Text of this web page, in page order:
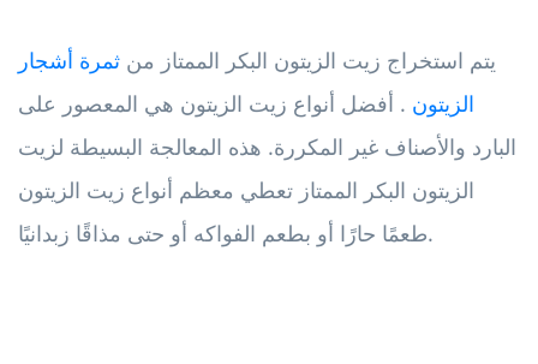
يتم استخراج زيت الزيتون البكر الممتاز من ثمرة أشجار
الزيتون . أفضل أنواع زيت الزيتون هي المعصور على
البارد والأصناف غير المكررة. هذه المعالجة البسيطة لزيت
الزيتون البكر الممتاز تعطي معظم أنواع زيت الزيتون
طعمًا حارًا أو بطعم الفواكه أو حتى مذاقًا زبدانيًا.